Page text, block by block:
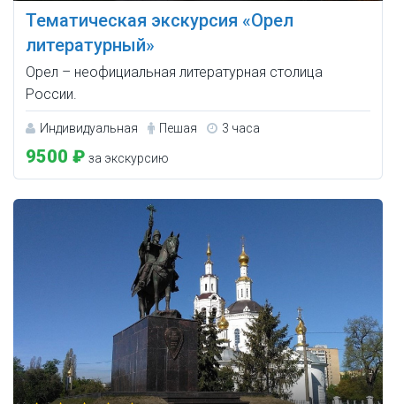
Тематическая экскурсия «Орел
литературный»
Орел – неофициальная литературная столица
России.
Индивидуальная Пешая 3 часа
9500 ₽ за экскурсию